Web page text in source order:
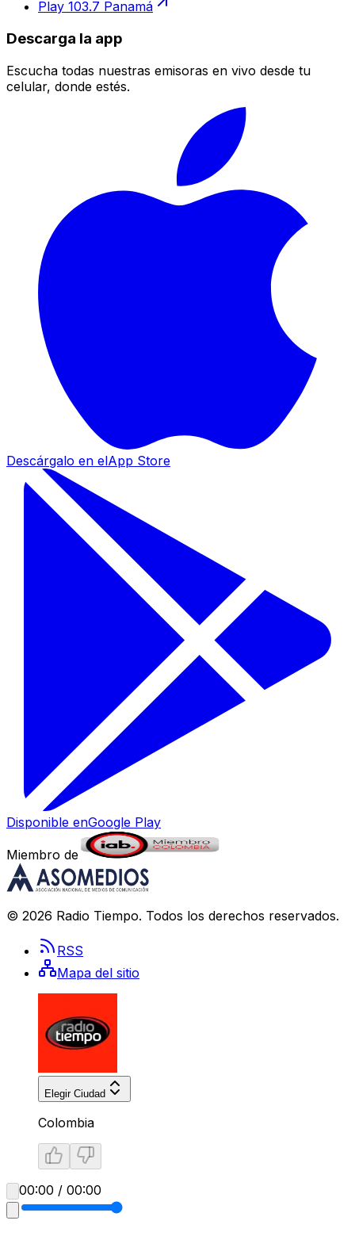
Play 103.7 Panamá
Descarga la app
Escucha todas nuestras emisoras en vivo desde tu
celular, donde estés.
Descárgalo en elApp Store
Disponible enGoogle Play
Miembro de
© 2026 Radio Tiempo. Todos los derechos reservados.
RSS
Mapa del sitio
Elegir Ciudad
Colombia
00:00 / 00:00